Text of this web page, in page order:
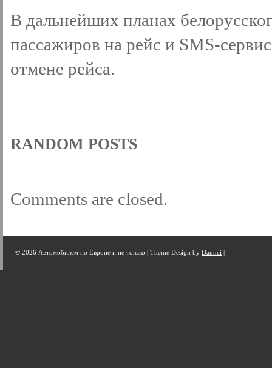
В дальнейших планах
пассажиров на рейс и SMS-
отмене рейса.
RANDOM POSTS
Comments are closed.
© 2026 Автомобилем по Европе и не только | Theme Design by Dannci |